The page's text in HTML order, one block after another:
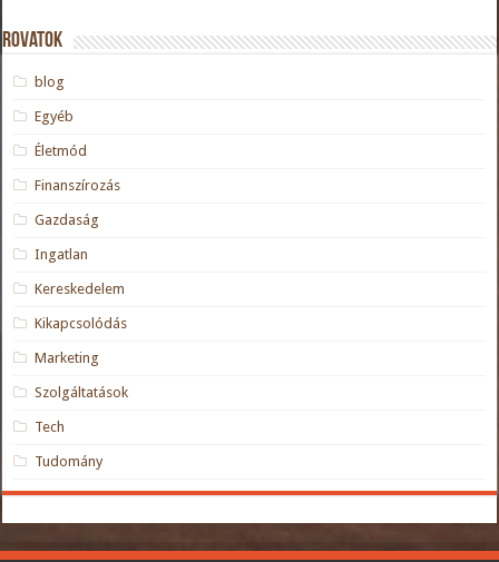
Rovatok
blog
Egyéb
Életmód
Finanszírozás
Gazdaság
Ingatlan
Kereskedelem
Kikapcsolódás
Marketing
Szolgáltatások
Tech
Tudomány